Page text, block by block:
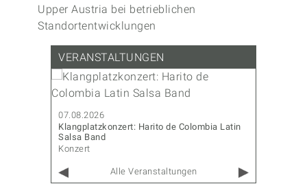
Upper Austria bei betrieblichen
Standortentwicklungen
VERANSTALTUNGEN
07.08.2026
Klangplatzkonzert: Harito de Colombia Latin
Salsa Band
Konzert
Alle Veranstaltungen